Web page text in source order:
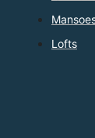
Lofts